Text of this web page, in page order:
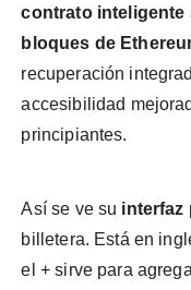
contrato inteligente
bloques de
recuperación
accesibilidad
principiantes.
Así se ve su interfaz
billetera. Está en
el + sirve para